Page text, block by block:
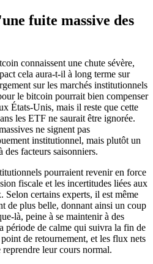
fuite massive des
connaissent une chute sévère,
cela aura-t-il à long terme sur
sur les marchés institutionnels
le bitcoin pourrait bien compenser
États-Unis, mais il reste que cette
les ETF ne saurait être ignorée.
ne signent pas
institutionnel, mais plutôt un
des facteurs saisonniers.
pourraient revenir en force
fiscale et les incertitudes liées aux
Selon certains experts, il est même
de plus belle, donnant ainsi un coup
là, peine à se maintenir à des
période de calme qui suivra la fin de
de retournement, et les flux nets
leur cours normal.